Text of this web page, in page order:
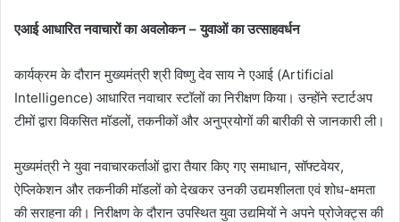
एआई आधारित नवाचारों का अवलोकन – युवाओं का उत्साहवर्धन
कार्यक्रम के दौरान मुख्यमंत्री श्री विष्णु देव साय ने एआई (Artificial
Intelligence) आधारित नवाचार स्टॉलों का निरीक्षण किया। उन्होंने स्टार्टअप
टीमों द्वारा विकसित मॉडलों, तकनीकों और अनुप्रयोगों की बारीकी से जानकारी ली।
मुख्यमंत्री ने युवा नवाचारकर्ताओं द्वारा तैयार किए गए समाधान, सॉफ्टवेयर,
ऐप्लिकेशन और तकनीकी मॉडलों को देखकर उनकी उद्यमशीलता एवं शोध-क्षमता
की सराहना की। निरीक्षण के दौरान उपस्थित युवा उद्यमियों ने अपने प्रोजेक्ट्स की